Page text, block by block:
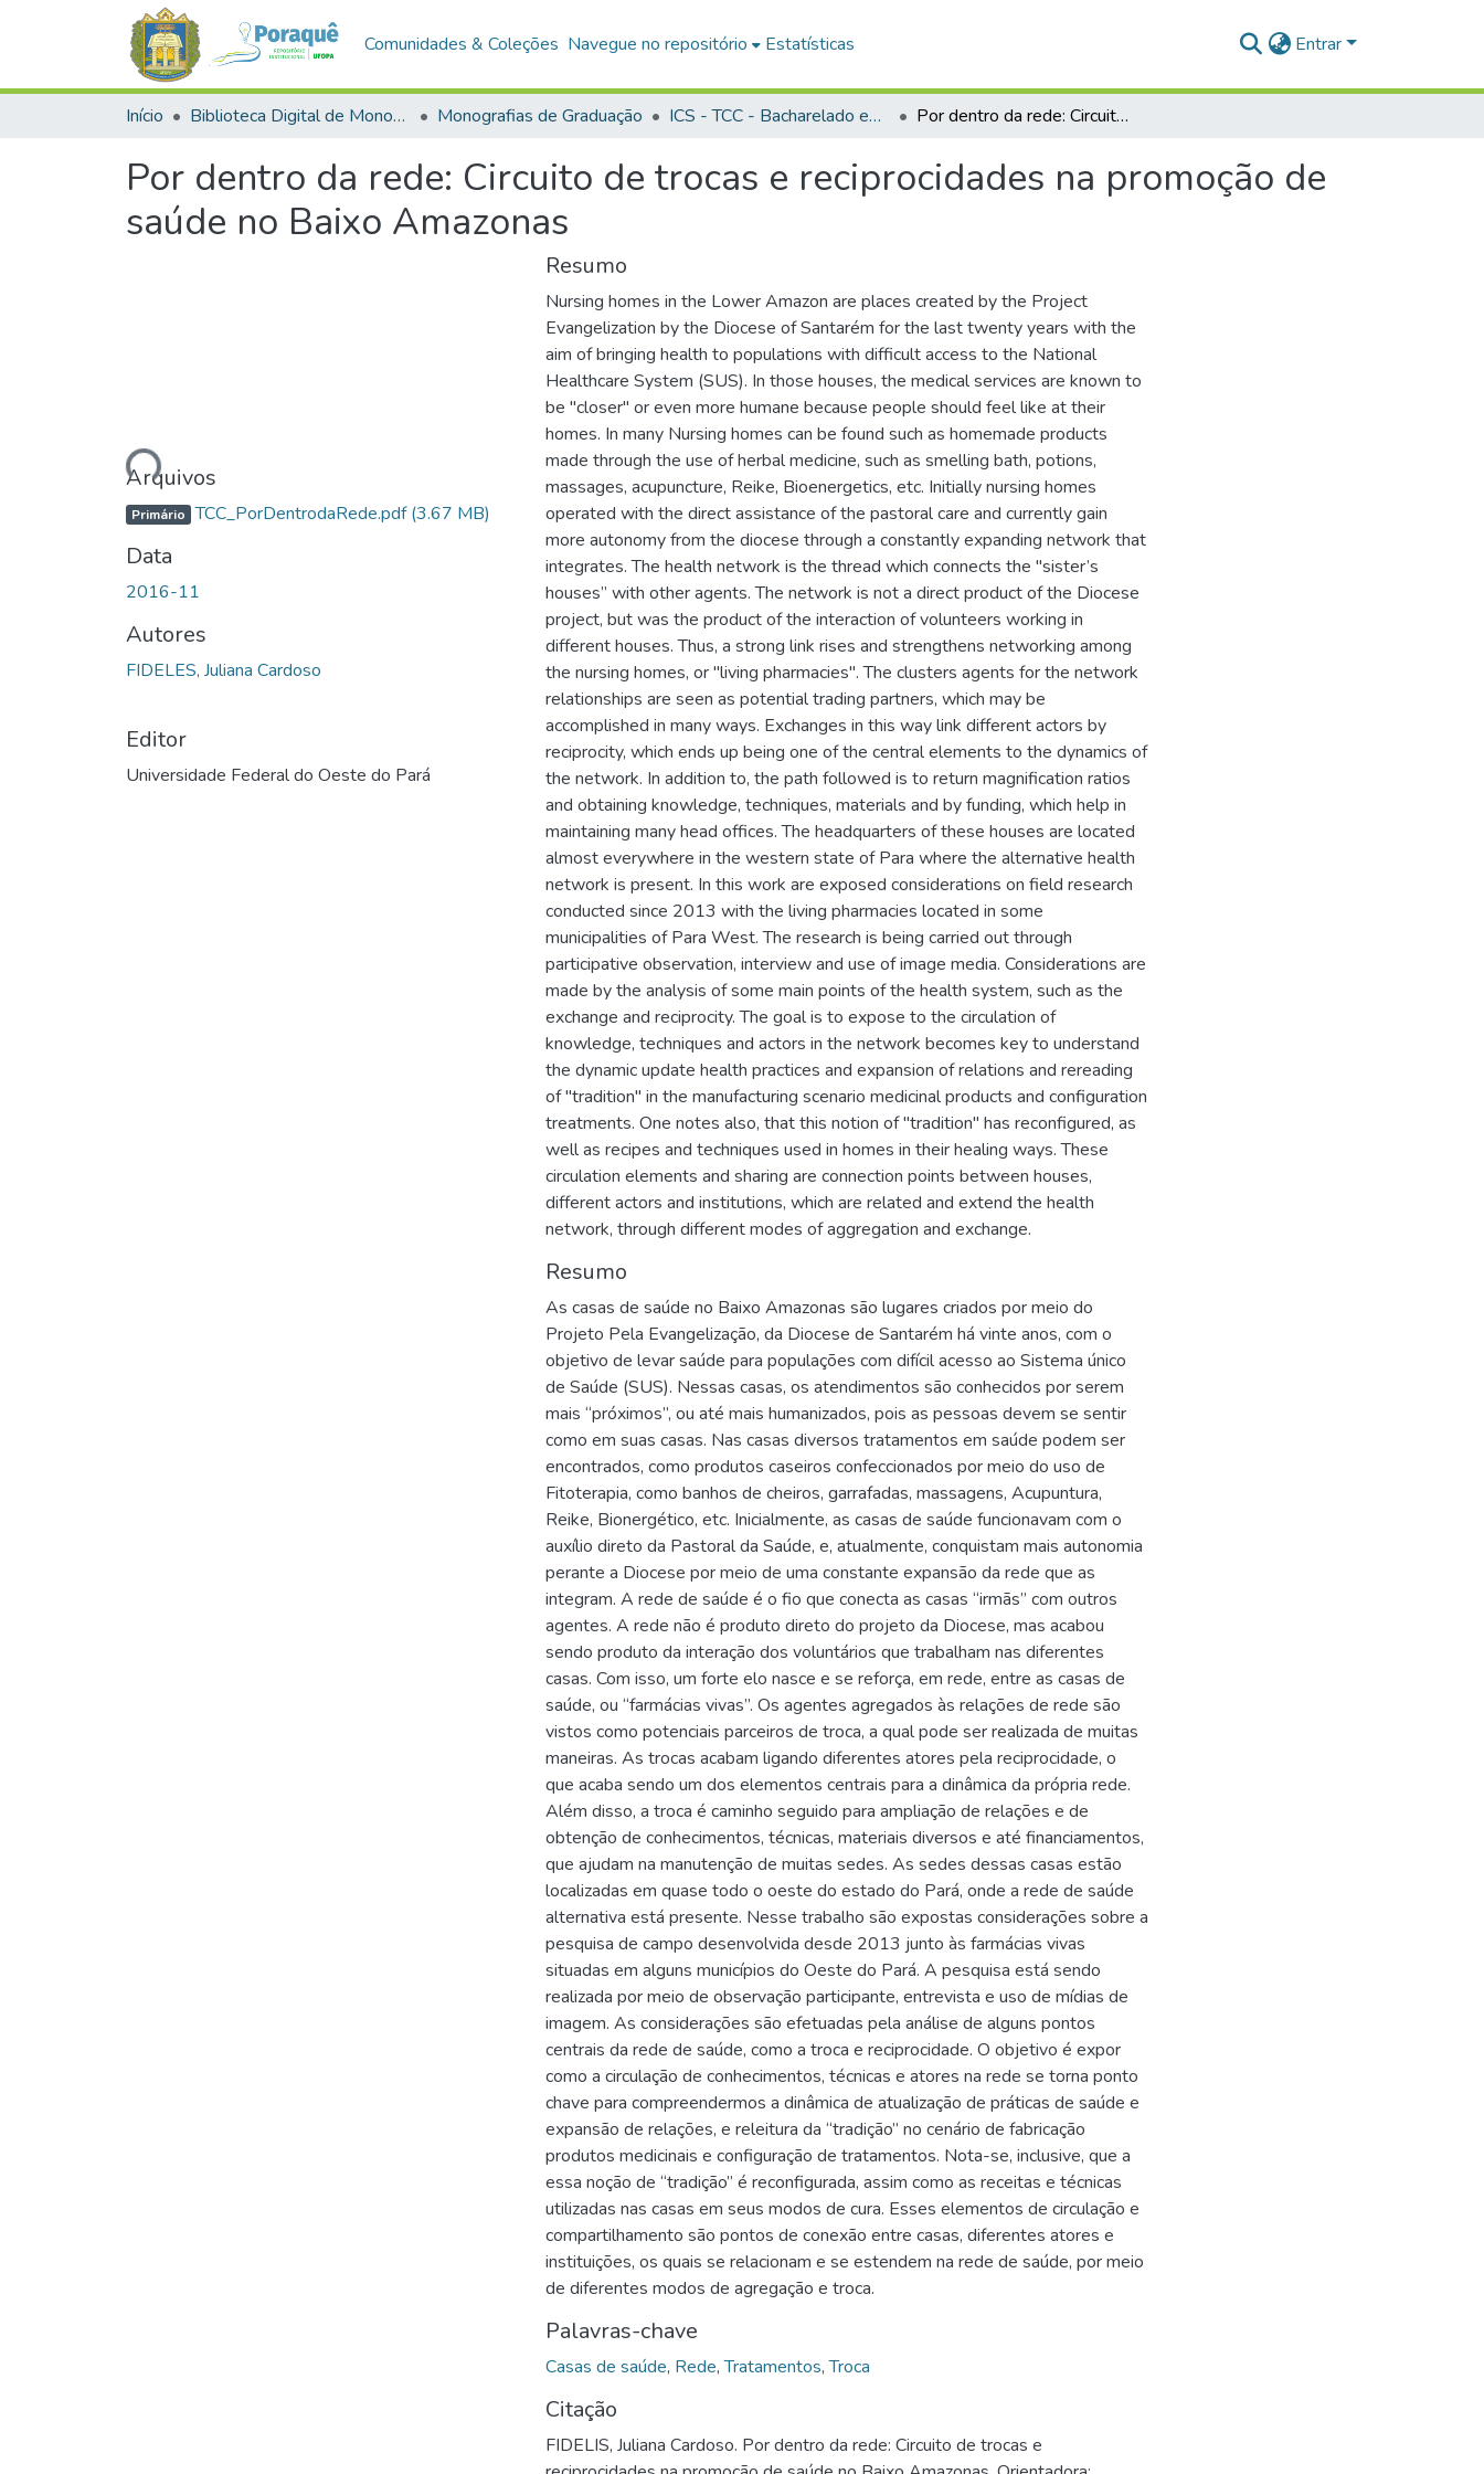
Comunidades & Coleções Navegue no repositório Estatísticas Entrar
Início Biblioteca Digital de Monografias (BDM) Monografias de Graduação ICS - TCC - Bacharelado em Antropologia Por dentro da rede: Circuito de trocas e reciprocidades na promoção de saúde no Baixo Amazonas
Por dentro da rede: Circuito de trocas e reciprocidades na promoção de
saúde no Baixo Amazonas
Carregando...
Arquivos
Primário TCC_PorDentrodaRede.pdf(3.67 MB)
Data
2016-11
Autores
FIDELES, Juliana Cardoso
Editor
Universidade Federal do Oeste do Pará
Resumo
Nursing homes in the Lower Amazon are places created by the Project
Evangelization by the Diocese of Santarém for the last twenty years with the
aim of bringing health to populations with difficult access to the National
Healthcare System (SUS). In those houses, the medical services are known to
be "closer" or even more humane because people should feel like at their
homes. In many Nursing homes can be found such as homemade products
made through the use of herbal medicine, such as smelling bath, potions,
massages, acupuncture, Reike, Bioenergetics, etc. Initially nursing homes
operated with the direct assistance of the pastoral care and currently gain
more autonomy from the diocese through a constantly expanding network that
integrates. The health network is the thread which connects the "sister’s
houses” with other agents. The network is not a direct product of the Diocese
project, but was the product of the interaction of volunteers working in
different houses. Thus, a strong link rises and strengthens networking among
the nursing homes, or "living pharmacies". The clusters agents for the network
relationships are seen as potential trading partners, which may be
accomplished in many ways. Exchanges in this way link different actors by
reciprocity, which ends up being one of the central elements to the dynamics of
the network. In addition to, the path followed is to return magnification ratios
and obtaining knowledge, techniques, materials and by funding, which help in
maintaining many head offices. The headquarters of these houses are located
almost everywhere in the western state of Para where the alternative health
network is present. In this work are exposed considerations on field research
conducted since 2013 with the living pharmacies located in some
municipalities of Para West. The research is being carried out through
participative observation, interview and use of image media. Considerations are
made by the analysis of some main points of the health system, such as the
exchange and reciprocity. The goal is to expose to the circulation of
knowledge, techniques and actors in the network becomes key to understand
the dynamic update health practices and expansion of relations and rereading
of "tradition" in the manufacturing scenario medicinal products and configuration
treatments. One notes also, that this notion of "tradition" has reconfigured, as
well as recipes and techniques used in homes in their healing ways. These
circulation elements and sharing are connection points between houses,
different actors and institutions, which are related and extend the health
network, through different modes of aggregation and exchange.
Resumo
As casas de saúde no Baixo Amazonas são lugares criados por meio do
Projeto Pela Evangelização, da Diocese de Santarém há vinte anos, com o
objetivo de levar saúde para populações com difícil acesso ao Sistema único
de Saúde (SUS). Nessas casas, os atendimentos são conhecidos por serem
mais “próximos”, ou até mais humanizados, pois as pessoas devem se sentir
como em suas casas. Nas casas diversos tratamentos em saúde podem ser
encontrados, como produtos caseiros confeccionados por meio do uso de
Fitoterapia, como banhos de cheiros, garrafadas, massagens, Acupuntura,
Reike, Bionergético, etc. Inicialmente, as casas de saúde funcionavam com o
auxílio direto da Pastoral da Saúde, e, atualmente, conquistam mais autonomia
perante a Diocese por meio de uma constante expansão da rede que as
integram. A rede de saúde é o fio que conecta as casas “irmãs” com outros
agentes. A rede não é produto direto do projeto da Diocese, mas acabou
sendo produto da interação dos voluntários que trabalham nas diferentes
casas. Com isso, um forte elo nasce e se reforça, em rede, entre as casas de
saúde, ou “farmácias vivas”. Os agentes agregados às relações de rede são
vistos como potenciais parceiros de troca, a qual pode ser realizada de muitas
maneiras. As trocas acabam ligando diferentes atores pela reciprocidade, o
que acaba sendo um dos elementos centrais para a dinâmica da própria rede.
Além disso, a troca é caminho seguido para ampliação de relações e de
obtenção de conhecimentos, técnicas, materiais diversos e até financiamentos,
que ajudam na manutenção de muitas sedes. As sedes dessas casas estão
localizadas em quase todo o oeste do estado do Pará, onde a rede de saúde
alternativa está presente. Nesse trabalho são expostas considerações sobre a
pesquisa de campo desenvolvida desde 2013 junto às farmácias vivas
situadas em alguns municípios do Oeste do Pará. A pesquisa está sendo
realizada por meio de observação participante, entrevista e uso de mídias de
imagem. As considerações são efetuadas pela análise de alguns pontos
centrais da rede de saúde, como a troca e reciprocidade. O objetivo é expor
como a circulação de conhecimentos, técnicas e atores na rede se torna ponto
chave para compreendermos a dinâmica de atualização de práticas de saúde e
expansão de relações, e releitura da “tradição” no cenário de fabricação
produtos medicinais e configuração de tratamentos. Nota-se, inclusive, que a
essa noção de “tradição” é reconfigurada, assim como as receitas e técnicas
utilizadas nas casas em seus modos de cura. Esses elementos de circulação e
compartilhamento são pontos de conexão entre casas, diferentes atores e
instituições, os quais se relacionam e se estendem na rede de saúde, por meio
de diferentes modos de agregação e troca.
Palavras-chave
Casas de saúde, Rede,Tratamentos,Troca
Citação
FIDELIS, Juliana Cardoso. Por dentro da rede: Circuito de trocas e